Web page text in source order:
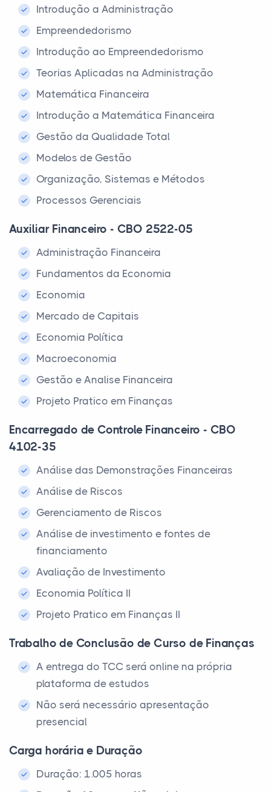
Introdução a Administração
Empreendedorismo
Introdução ao Empreendedorismo
Teorias Aplicadas na Administração
Matemática Financeira
Introdução a Matemática Financeira
Gestão da Qualidade Total
Modelos de Gestão
Organização, Sistemas e Métodos
Processos Gerenciais
Auxiliar Financeiro - CBO 2522-05
Administração Financeira
Fundamentos da Economia
Economia
Mercado de Capitais
Economia Política
Macroeconomia
Gestão e Analise Financeira
Projeto Pratico em Finanças
Encarregado de Controle Financeiro - CBO
4102-35
Análise das Demonstrações Financeiras
Análise de Riscos
Gerenciamento de Riscos
Análise de investimento e fontes de
financiamento
Avaliação de Investimento
Economia Política II
Projeto Pratico em Finanças II
Trabalho de Conclusão de Curso de Finanças
A entrega do TCC será online na própria
plataforma de estudos
Não será necessário apresentação
presencial
Carga horária e Duração
Duração: 1.005 horas